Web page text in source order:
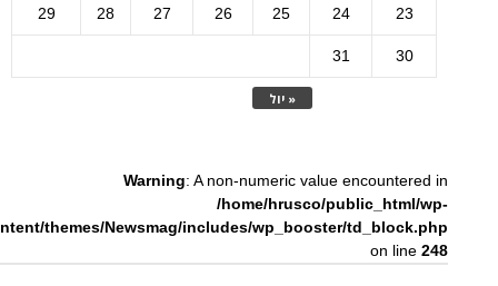
« יול
23
24
25
26
27
28
29
30
31
Warning: A non-numeric value encountered in
/home/hrusco/public_html/wp-
themes/Newsmag/includes/wp_booster/td_block.php
on line248